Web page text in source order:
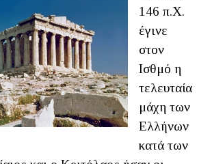
146 π.Χ.
έγινε
στον
Ισθμό η
τελευταία
μάχη των
Ελλήνων
κατά των